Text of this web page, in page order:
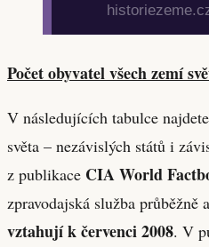
Počet obyvatel všech zemí
V následujících tabulce
světa – nezávislých států i
z publikace CIA World
zpravodajská služba průběžně
vztahují k červenci 2008. V